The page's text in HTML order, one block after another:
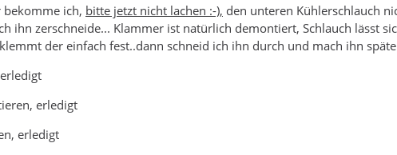
bekomme ich, bitte jetzt nicht lachen :-), den unteren Kühlerschlauch
ihn zerschneide... Klammer ist natürlich demontiert, Schlauch lässt
der einfach fest..dann schneid ich ihn durch und mach ihn
erledigt
erledigt